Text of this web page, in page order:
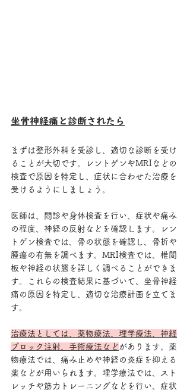
坐骨神経痛と診断されたら
まずは整形外科を受診し、適切な診断を受け
ることが大切です。レントゲンやMRIなどの
検査で原因を特定し、症状に合わせた治療を
受けるようにしましょう。
医師は、問診や身体検査を行い、症状や痛み
の程度、神経の反射などを確認します。レン
トゲン検査では、骨の状態を確認し、骨折や
腫瘍の有無を調べます。MRI検査では、椎間
板や神経の状態を詳しく調べることができま
す。これらの検査結果に基づいて、坐骨神経
痛の原因を特定し、適切な治療計画を立てま
す。
治療法としては、薬物療法、理学療法、神経
ブロック注射、手術療法など があります。薬
物療法では、痛み止めや神経の炎症を抑える
薬などが用いられます。理学療法では、スト
レッチや筋力トレーニングなどを行い、症状